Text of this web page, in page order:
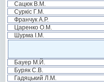
Сацюк В.М.
Суркіс Г.М.
Франчук А.Р.
Царенко О.М.
Шурма І.М.
Бауер М.Й.
Буряк С.В.
Гадяцький Л.М.